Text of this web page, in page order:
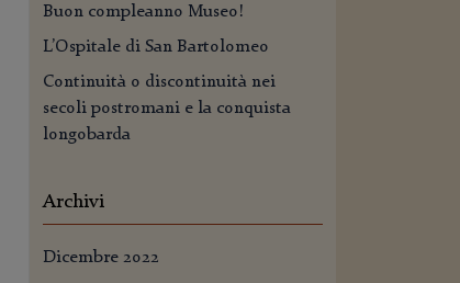
Buon compleanno Museo!
L’Ospitale di San Bartolomeo
Continuità o discontinuità nei
secoli postromani e la conquista
longobarda
Archivi
Dicembre 2022